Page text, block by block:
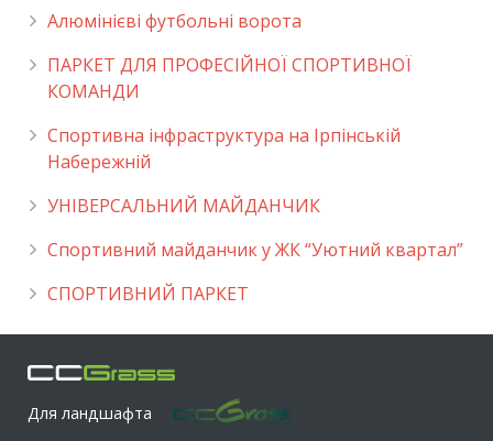
Алюмінієві футбольні ворота
ПАРКЕТ ДЛЯ ПРОФЕСІЙНОЇ СПОРТИВНОЇ
КОМАНДИ
Спортивна інфраструктура на Ірпінській
Набережній
УНІВЕРСАЛЬНИЙ МАЙДАНЧИК
Cпортивний майданчик у ЖК “Уютний квартал”
СПОРТИВНИЙ ПАРКЕТ
Для ландшафта